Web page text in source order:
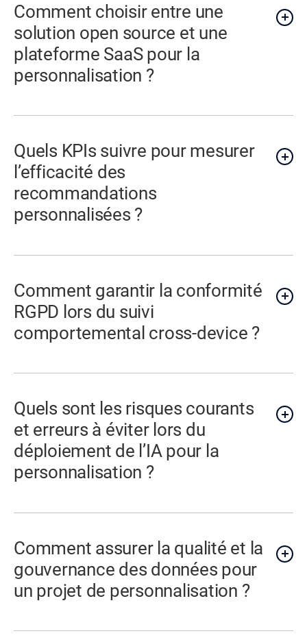
Comment choisir entre une
solution open source et une
plateforme SaaS pour la
personnalisation ?
Quels KPIs suivre pour mesurer
l’efficacité des
recommandations
personnalisées ?
Comment garantir la conformité
RGPD lors du suivi
comportemental cross-device ?
Quels sont les risques courants
et erreurs à éviter lors du
déploiement de l’IA pour la
personnalisation ?
Comment assurer la qualité et la
gouvernance des données pour
un projet de personnalisation ?